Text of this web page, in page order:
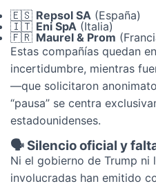
🇪🇸 Repsol SA (España)
🇮🇹 Eni SpA (Italia)
🇫🇷 Maurel & Prom
Estas compañías quedan
incertidumbre, mientras
—que solicitaron
“pausa” se centra
estadounidenses.
🗣️ Silencio oficial y
Ni el gobierno de Trump ni
involucradas han emitido